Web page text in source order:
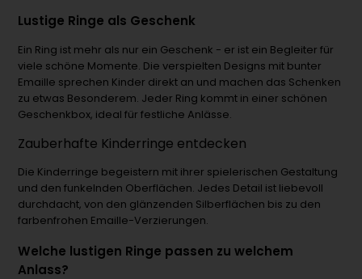
Lustige Ringe als Geschenk
Ein Ring ist mehr als nur ein Geschenk - er ist ein Begleiter für
viele schöne Momente. Die verspielten Designs mit bunter
Emaille sprechen Kinder direkt an und machen das Schenken
zu etwas Besonderem. Jeder Ring kommt in einer schönen
Geschenkbox, ideal für festliche Anlässe.
Zauberhafte Kinderringe entdecken
Die Kinderringe begeistern mit ihrer spielerischen Gestaltung
und den funkelnden Oberflächen. Jedes Detail ist liebevoll
durchdacht, von den glänzenden Silberflächen bis zu den
farbenfrohen Emaille-Verzierungen.
Welche lustigen Ringe passen zu welchem
Anlass?